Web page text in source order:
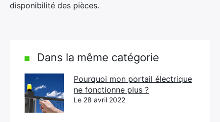
disponibilité des pièces.
Dans la même catégorie
Pourquoi mon portail électrique
ne fonctionne plus ?
Le 28 avril 2022